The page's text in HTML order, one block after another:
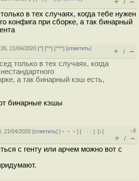
/
в тех случаях, когда тебе нужен
конфига при сборке, а так бинарный
21/04/2020 [^] [^^] [^^^] [ответить]
+ / –
только в тех случаях, когда
а так бинарный кэш есть,
бинарные кэшы
21/04/2020 [ответить] [ ﹢﹢﹢] [ · · ·][↓]
–2
+ / –
с генту или арчем можно вот с